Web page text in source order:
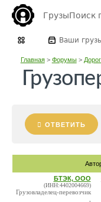
ГрузыПоиск
Ваши
Главная> Форумы>
ОТВЕТИТЬ
БТЭК, ООО
(ИНН:4402004669)
Грузовладелец-перевозчик